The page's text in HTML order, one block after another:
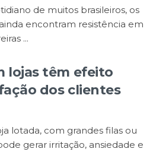
de muitos brasileiros, os
encontram resistência em
...
lojas têm efeito
dos clientes
lotada, com grandes filas ou
gerar irritação, ansiedade e